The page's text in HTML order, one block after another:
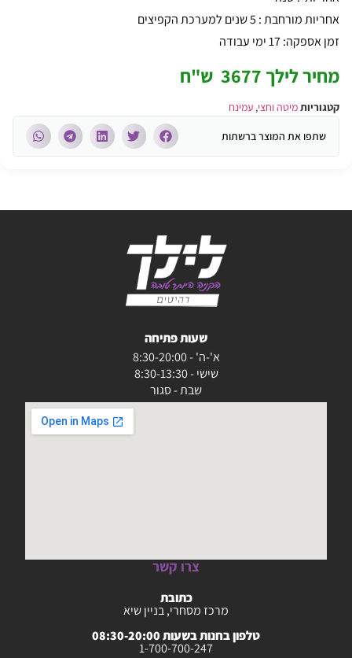
אחריות מורחבת : 5 שנים למערכת הקפיצים
זמן אספקה: 17 ימי עבודה
מחיר לילך 3677 ש"ח
קטגוריותמיטה וחצי, עמינח
שתפו את המוצר ברשתות
שעות פתיחה
א'-ה' - 8:30-20:00
שישי - 8:30-13:30
שבת - סגור
צרו קשר
כתובת
מרכז מסחרי, בניין שיא
טלפון בחנות בשעות 08:30-20:00
1-700-700-247